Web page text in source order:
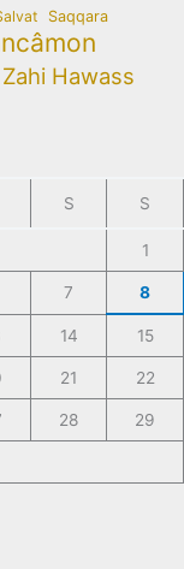
Saqqara
Zahi Hawass
S S
1
7 8
14 15
21 22
28 29